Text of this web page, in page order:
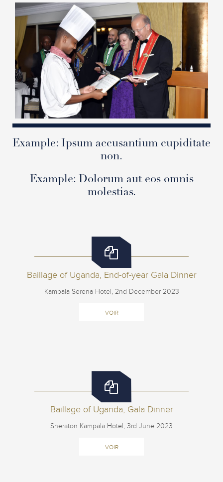
Example: Ipsum accusantium cupiditate
non.
Example: Dolorum aut eos omnis
molestias.
Baillage of Uganda, End-of-year Gala Dinner
Kampala Serena Hotel, 2nd December 2023
VOIR
Baillage of Uganda, Gala Dinner
Sheraton Kampala Hotel, 3rd June 2023
VOIR